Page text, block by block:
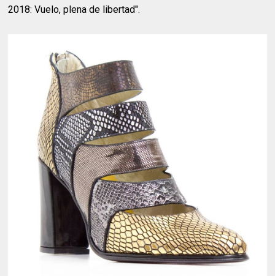
2018: Vuelo, plena de libertad".